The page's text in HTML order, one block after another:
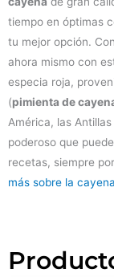
tiempo en óptimas
tu mejor opción.
ahora mismo con
especia roja,
(pimienta de
América, las
poderoso que
recetas, siempre
más sobre la